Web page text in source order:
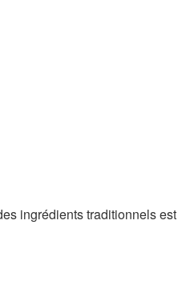
ingrédients traditionnels est